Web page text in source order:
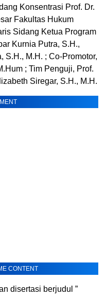
Konsentrasi Prof. Dr.
Fakultas Hukum
Sidang Ketua Program
Kurnia Putra, S.H.,
S.H., M.H. ; Co-Promotor,
; Tim Penguji, Prof.
Siregar, S.H., M.H.
CONTENT
disertasi berjudul ”